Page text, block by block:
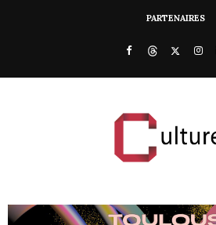
PARTENAIRES